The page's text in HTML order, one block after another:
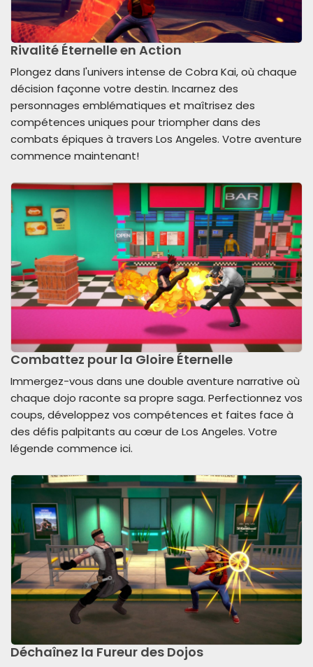
Rivalité Éternelle en Action
Plongez dans l'univers intense de Cobra Kai, où chaque
décision façonne votre destin. Incarnez des
personnages emblématiques et maîtrisez des
compétences uniques pour triompher dans des
combats épiques à travers Los Angeles. Votre aventure
commence maintenant!
Combattez pour la Gloire Éternelle
Immergez-vous dans une double aventure narrative où
chaque dojo raconte sa propre saga. Perfectionnez vos
coups, développez vos compétences et faites face à
des défis palpitants au cœur de Los Angeles. Votre
légende commence ici.
Déchaînez la Fureur des Dojos